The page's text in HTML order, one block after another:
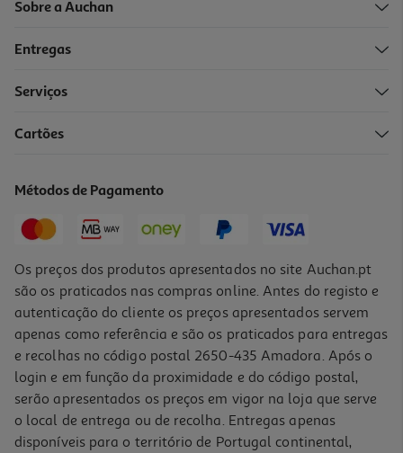
Sobre a Auchan
Entregas
Serviços
Cartões
Métodos de Pagamento
Os preços dos produtos apresentados no site Auchan.pt
são os praticados nas compras online. Antes do registo e
autenticação do cliente os preços apresentados servem
apenas como referência e são os praticados para entregas
e recolhas no código postal 2650-435 Amadora. Após o
login e em função da proximidade e do código postal,
serão apresentados os preços em vigor na loja que serve
o local de entrega ou de recolha. Entregas apenas
disponíveis para o território de Portugal continental,